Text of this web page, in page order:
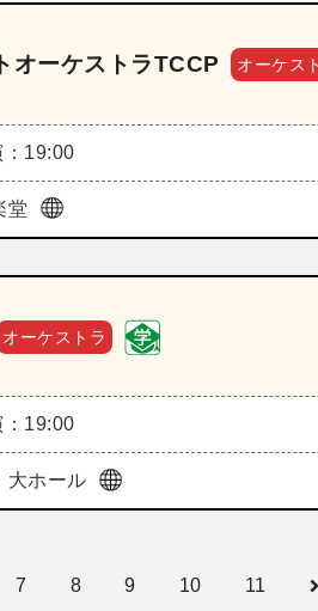
オーケストラTCCP オーケス
：19:00
堂
オーケストラ
：19:00
大ホール
7 8 9 10 11